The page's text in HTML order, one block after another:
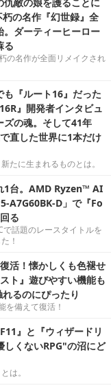
の名作『幻世録』全
ダーティーヒーロー
る
の名作が全面リメイクされ
『ルート16』だった
』開発者インタビュ
ズの魂。そして41年
直した世界に1本だけ
たに生まれるものとは。
1台。AMD Ryzen™ AI
A7G60BK-D」で『Fo
る
話題のレースタイトルを
！
活！懐かしくも色褪せ
ト』遊びやすい機能も
るのにぴったり
を備えて復活！
』と『ウィザードリ
しくないRPG"の沼にど
は。